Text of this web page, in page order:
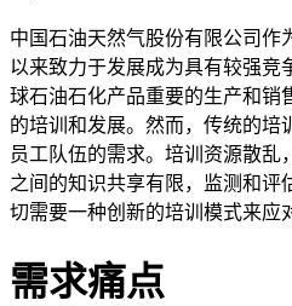
中国石油天然气股份有限公司作
以来致力于发展成为具有较强竞
球石油石化产品重要的生产和销
的培训和发展。然而，传统的培
员工队伍的需求。培训资源散乱
之间的知识共享有限，监测和评
切需要一种创新的培训模式来应
需求痛点